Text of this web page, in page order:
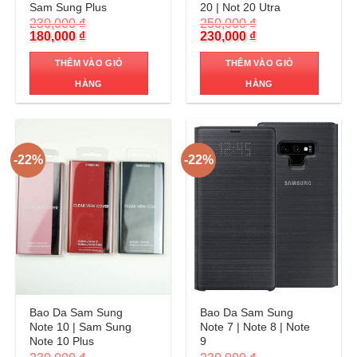
Sam Sung Plus
230,000₫
Original
price
was:
180,000 ₫Current
price
is:
THÊM VÀO GIỎ
HÀNG
20 | Not 20 Utra
250,000₫
Original
price
was:
230,000 ₫Current
price
is:
THÊM VÀO GIỎ
HÀNG
-22%
Bao Da Sam Sung
Note 10 | Sam Sung
Note 10 Plus
-22%
Bao Da Sam Sung
Note 7 | Note 8 | Note
9